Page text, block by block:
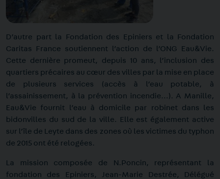
D’autre part la Fondation des Epiniers et la Fondation
Caritas France soutiennent l’action de l’ONG Eau&Vie.
Cette dernière promeut, depuis 10 ans, l’inclusion des
quartiers précaires au cœur des villes par la mise en place
de plusieurs services (accès à l’eau potable, à
l’assainissement, à la prévention incendie…). A Manille,
Eau&Vie fournit l’eau à domicile par robinet dans les
bidonvilles du sud de la ville. Elle est également active
sur l’île de Leyte dans des zones où les victimes du typhon
de 2015 ont été relogées.
La mission composée de N.Poncin, représentant la
fondation des Epiniers, Jean-Marie Destrée, Délégué